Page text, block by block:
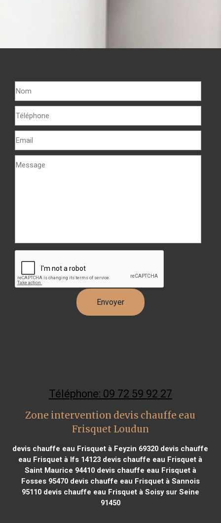
Téléphone: 09 72 59 92 27
Zone intervention devis chauffe eau
Frisquet Loudun
devis chauffe eau Frisquet à Feyzin 69320 devis chauffe
eau Frisquet à Ifs 14123 devis chauffe eau Frisquet à
Saint Maurice 94410devis chauffe eau Frisquet à
Fosses 95470devis chauffe eau Frisquet à Sannois
95110devis chauffe eau Frisquet à Soisy sur Seine
91450